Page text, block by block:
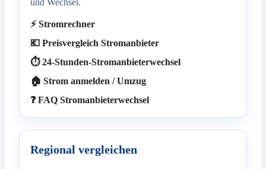
⚡ Stromrechner
💶 Preisvergleich Stromanbieter
⏱️ 24-Stunden-Stromanbieterwechsel
🏠 Strom anmelden / Umzug
❓ FAQ Stromanbieterwechsel
Regional vergleichen